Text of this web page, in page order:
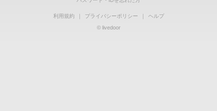
利用規約 ｜ プライバシーポリシー ｜
ヘルプ
© livedoor